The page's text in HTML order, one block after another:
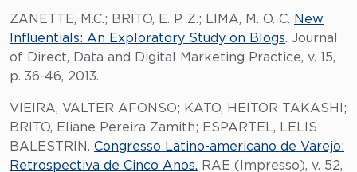
ZANETTE, M.C.; BRITO, E. P. Z.; LIMA, M. O. C. New
Influentials: An Exploratory Study on Blogs. Journal
of Direct, Data and Digital Marketing Practice, v. 15,
p. 36-46, 2013.
VIEIRA, VALTER AFONSO; KATO, HEITOR TAKASHI;
BRITO, Eliane Pereira Zamith; ESPARTEL, LELIS
BALESTRIN. Congresso Latino-americano de Varejo:
Retrospectiva de Cinco Anos. RAE (Impresso), v. 52,